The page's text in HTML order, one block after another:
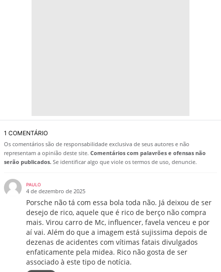
1 COMENTÁRIO
Os comentários são de responsabilidade exclusiva de seus autores e não
representam a opinião deste site. Comentários com palavrões e ofensas não
serão publicados. Se identificar algo que viole os termos de uso, denuncie.
PAULO
4 de dezembro de 2025
Porsche não tá com essa bola toda não. Já deixou de ser
desejo de rico, aquele que é rico de berço não compra
mais. Virou carro de Mc, influencer, favela venceu e por
aí vai. Além do que a imagem está sujissima depois de
dezenas de acidentes com vítimas fatais divulgados
enfaticamente pela midea. Rico não gosta de ser
associado à este tipo de notícia.